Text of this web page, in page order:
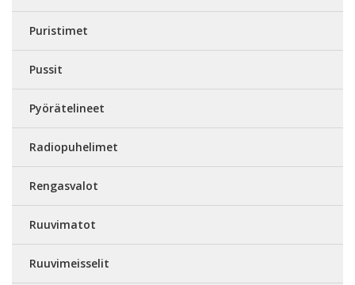
Puristimet
Pussit
Pyörätelineet
Radiopuhelimet
Rengasvalot
Ruuvimatot
Ruuvimeisselit